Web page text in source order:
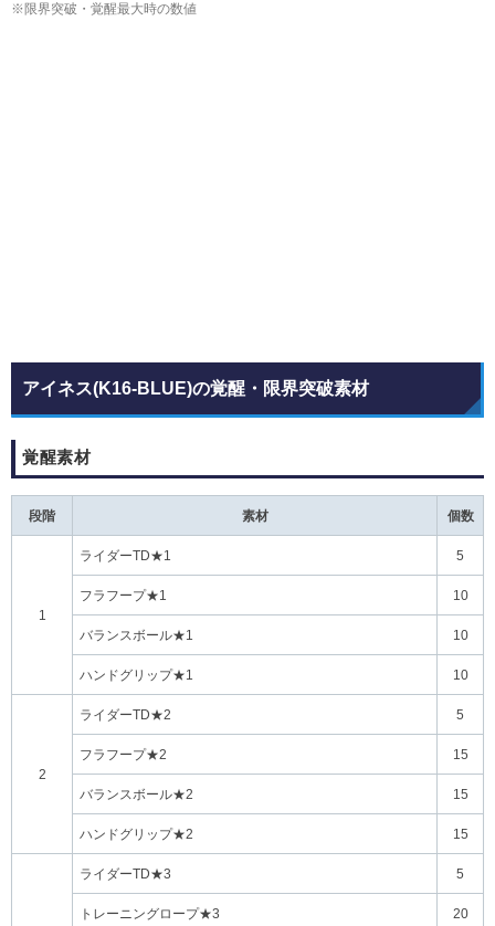
※限界突破・覚醒最大時の数値
アイネス(K16-BLUE)の覚醒・限界突破素材
覚醒素材
段階 素材 個数
1
ライダーTD★1 5
フラフープ★1 10
バランスボール★1 10
ハンドグリップ★1 10
2
ライダーTD★2 5
フラフープ★2 15
バランスボール★2 15
ハンドグリップ★2 15
ライダーTD★3 5
トレーニングロープ★3 20